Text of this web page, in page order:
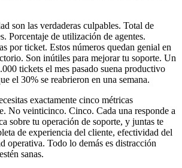
son las verdaderas culpables. Total de
Porcentaje de utilización de agentes.
por ticket. Estos números quedan genial en
Son inútiles para mejorar tu soporte. Un
tickets el mes pasado suena productivo
el 30% se reabrieron en una semana.
exactamente cinco métricas
No veinticinco. Cinco. Cada una responde a
sobre tu operación de soporte, y juntas te
de experiencia del cliente, efectividad del
operativa. Todo lo demás es distracción
sanas.